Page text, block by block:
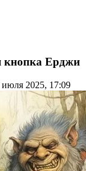
кнопка Ерджи
июля 2025, 17:09